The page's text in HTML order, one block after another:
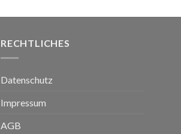
RECHTLICHES
Datenschutz
Impressum
AGB